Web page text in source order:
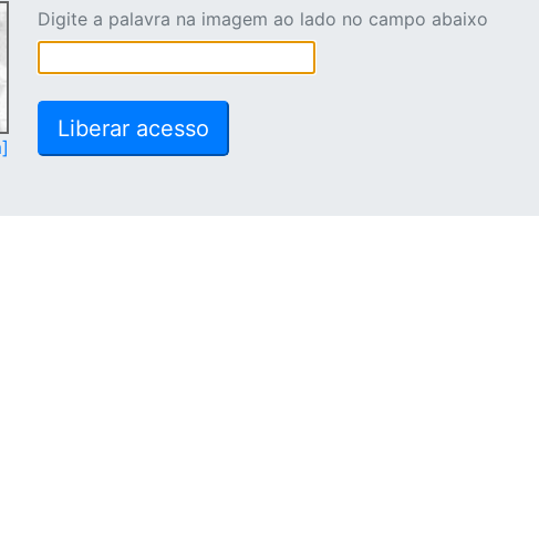
Digite a palavra na imagem ao lado no campo abaixo